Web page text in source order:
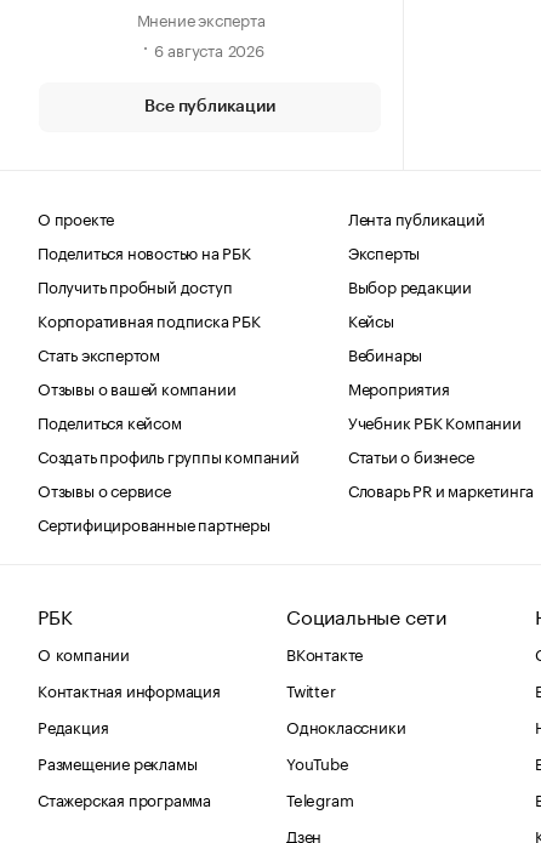
Мнение эксперта
6 августа 2026
Все публикации
О проекте
Поделиться новостью на РБК
Получить пробный доступ
Корпоративная подписка РБК
Стать экспертом
Отзывы о вашей компании
Поделиться кейсом
Создать профиль группы компаний
Отзывы о сервисе
Сертифицированные партнеры
Лента публикаций
Эксперты
Выбор редакции
Кейсы
Вебинары
Мероприятия
Учебник РБК Компании
Статьи о бизнесе
Словарь PR и маркетинга
РБК
О компании
Контактная информация
Редакция
Размещение рекламы
Стажерская программа
Социальные сети
ВКонтакте
Twitter
Одноклассники
YouTube
Telegram
Дзен